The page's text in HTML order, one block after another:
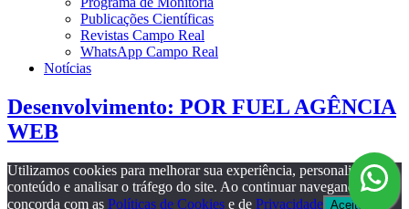
Publicações Científicas
Revistas Campo Real
WhatsApp Campo Real
Notícias
Desenvolvimento: POR FUEL AGÊNCIA
WEB
Utilizamos cookies para melhorar sua experiência, personalizar
conteúdo e analisar o tráfego do site. Ao continuar navegando, você
concorda com as Políticas de Cookies e de Privacidade Aceito